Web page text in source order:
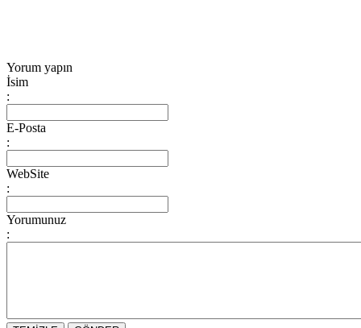
Yorum yapın
İsim
:
E-Posta
:
WebSite
:
Yorumunuz
: